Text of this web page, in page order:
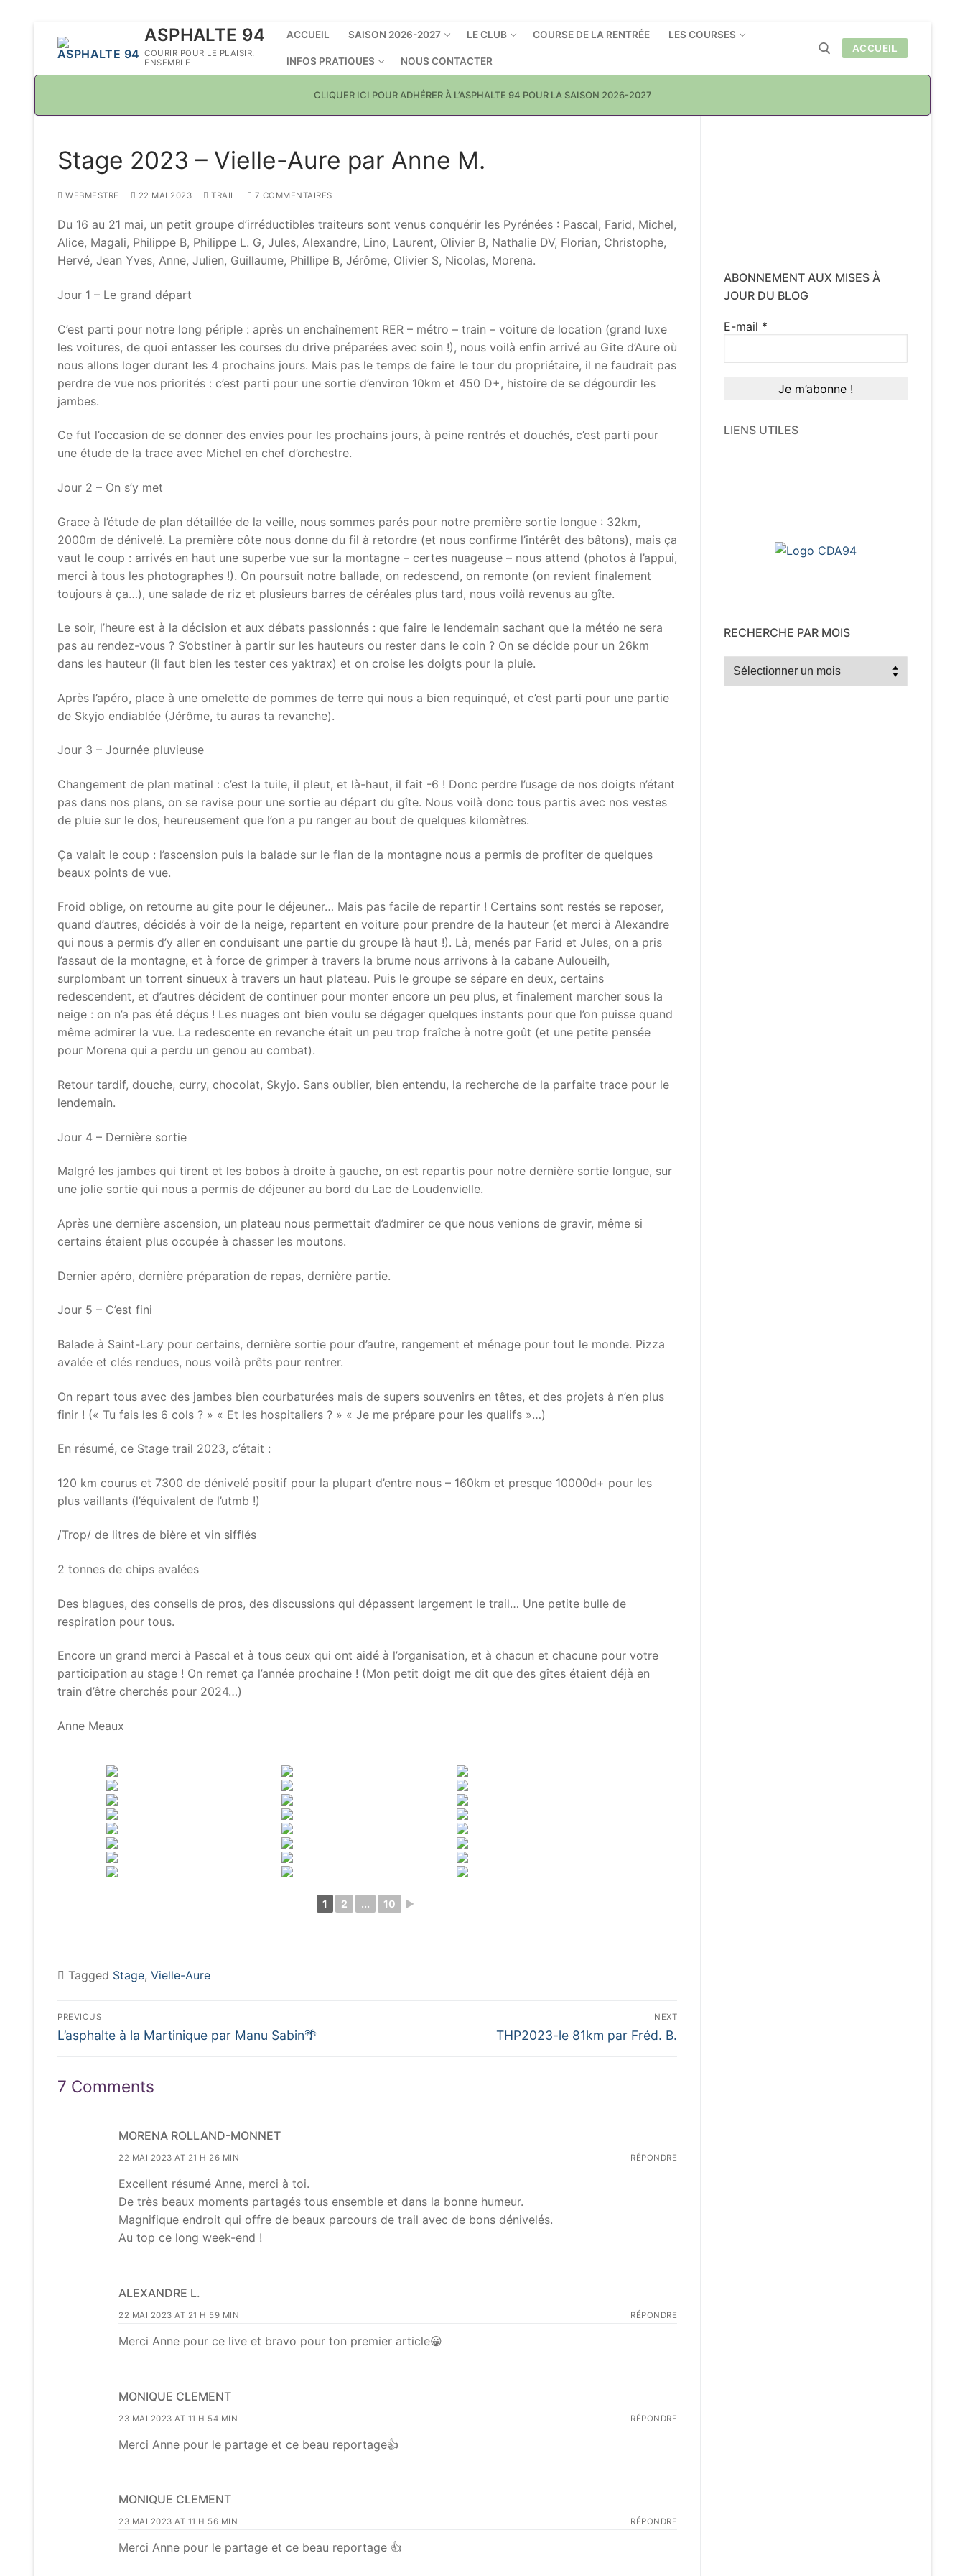
ASPHALTE 94
COURIR POUR LE PLAISIR,
ENSEMBLE
ACCUEIL SAISON 2026-2027 LE CLUB COURSE DE LA RENTRÉE LES COURSES
INFOS PRATIQUES NOUS CONTACTER
ACCUEIL
CLIQUER ICI POUR ADHÉRER À L’ASPHALTE 94 POUR LA SAISON 2026-2027
Stage 2023 – Vielle-Aure par Anne M.
WEBMESTRE 22 MAI 2023 TRAIL 7 COMMENTAIRES
Du 16 au 21 mai, un petit groupe d’irréductibles traiteurs sont venus conquérir les Pyrénées : Pascal, Farid, Michel,
Alice, Magali, Philippe B, Philippe L. G, Jules, Alexandre, Lino, Laurent, Olivier B, Nathalie DV, Florian, Christophe,
Hervé, Jean Yves, Anne, Julien, Guillaume, Phillipe B, Jérôme, Olivier S, Nicolas, Morena.
Jour 1 – Le grand départ
C’est parti pour notre long périple : après un enchaînement RER – métro – train – voiture de location (grand luxe
les voitures, de quoi entasser les courses du drive préparées avec soin !), nous voilà enfin arrivé au Gite d’Aure où
nous allons loger durant les 4 prochains jours. Mais pas le temps de faire le tour du propriétaire, il ne faudrait pas
perdre de vue nos priorités : c’est parti pour une sortie d’environ 10km et 450 D+, histoire de se dégourdir les
jambes.
Ce fut l’occasion de se donner des envies pour les prochains jours, à peine rentrés et douchés, c’est parti pour
une étude de la trace avec Michel en chef d’orchestre.
Jour 2 – On s’y met
Grace à l’étude de plan détaillée de la veille, nous sommes parés pour notre première sortie longue : 32km,
2000m de dénivelé. La première côte nous donne du fil à retordre (et nous confirme l’intérêt des bâtons), mais ça
vaut le coup : arrivés en haut une superbe vue sur la montagne – certes nuageuse – nous attend (photos à l’appui,
merci à tous les photographes !). On poursuit notre ballade, on redescend, on remonte (on revient finalement
toujours à ça…), une salade de riz et plusieurs barres de céréales plus tard, nous voilà revenus au gîte.
Le soir, l’heure est à la décision et aux débats passionnés : que faire le lendemain sachant que la météo ne sera
pas au rendez-vous ? S’obstiner à partir sur les hauteurs ou rester dans le coin ? On se décide pour un 26km
dans les hauteur (il faut bien les tester ces yaktrax) et on croise les doigts pour la pluie.
Après l’apéro, place à une omelette de pommes de terre qui nous a bien requinqué, et c’est parti pour une partie
de Skyjo endiablée (Jérôme, tu auras ta revanche).
Jour 3 – Journée pluvieuse
Changement de plan matinal : c’est la tuile, il pleut, et là-haut, il fait -6 ! Donc perdre l’usage de nos doigts n’étant
pas dans nos plans, on se ravise pour une sortie au départ du gîte. Nous voilà donc tous partis avec nos vestes
de pluie sur le dos, heureusement que l’on a pu ranger au bout de quelques kilomètres.
Ça valait le coup : l’ascension puis la balade sur le flan de la montagne nous a permis de profiter de quelques
beaux points de vue.
Froid oblige, on retourne au gite pour le déjeuner… Mais pas facile de repartir ! Certains sont restés se reposer,
quand d’autres, décidés à voir de la neige, repartent en voiture pour prendre de la hauteur (et merci à Alexandre
qui nous a permis d’y aller en conduisant une partie du groupe là haut !). Là, menés par Farid et Jules, on a pris
l’assaut de la montagne, et à force de grimper à travers la brume nous arrivons à la cabane Auloueilh,
surplombant un torrent sinueux à travers un haut plateau. Puis le groupe se sépare en deux, certains
redescendent, et d’autres décident de continuer pour monter encore un peu plus, et finalement marcher sous la
neige : on n’a pas été déçus ! Les nuages ont bien voulu se dégager quelques instants pour que l’on puisse quand
même admirer la vue. La redescente en revanche était un peu trop fraîche à notre goût (et une petite pensée
pour Morena qui a perdu un genou au combat).
Retour tardif, douche, curry, chocolat, Skyjo. Sans oublier, bien entendu, la recherche de la parfaite trace pour le
lendemain.
Jour 4 – Dernière sortie
Malgré les jambes qui tirent et les bobos à droite à gauche, on est repartis pour notre dernière sortie longue, sur
une jolie sortie qui nous a permis de déjeuner au bord du Lac de Loudenvielle.
Après une dernière ascension, un plateau nous permettait d’admirer ce que nous venions de gravir, même si
certains étaient plus occupée à chasser les moutons.
Dernier apéro, dernière préparation de repas, dernière partie.
Jour 5 – C’est fini
Balade à Saint-Lary pour certains, dernière sortie pour d’autre, rangement et ménage pour tout le monde. Pizza
avalée et clés rendues, nous voilà prêts pour rentrer.
On repart tous avec des jambes bien courbaturées mais de supers souvenirs en têtes, et des projets à n’en plus
finir ! (« Tu fais les 6 cols ? » « Et les hospitaliers ? » « Je me prépare pour les qualifs »…)
En résumé, ce Stage trail 2023, c’était :
120 km courus et 7300 de dénivelé positif pour la plupart d’entre nous – 160km et presque 10000d+ pour les
plus vaillants (l’équivalent de l’utmb !)
/Trop/ de litres de bière et vin sifflés
2 tonnes de chips avalées
Des blagues, des conseils de pros, des discussions qui dépassent largement le trail… Une petite bulle de
respiration pour tous.
Encore un grand merci à Pascal et à tous ceux qui ont aidé à l’organisation, et à chacun et chacune pour votre
participation au stage ! On remet ça l’année prochaine ! (Mon petit doigt me dit que des gîtes étaient déjà en
train d’être cherchés pour 2024…)
Anne Meaux
1 2 ... 10 ►
Tagged Stage, Vielle-Aure
Navigation
de
PREVIOUS
Previous
L’asphalte à la Martinique par Manu Sabin🌴
NEXT
Next
THP2023-le 81km par Fréd. B.
7 Comments
MORENA ROLLAND-MONNET
22 MAI 2023 AT 21 H 26 MIN RÉPONDRE
Excellent résumé Anne, merci à toi.
De très beaux moments partagés tous ensemble et dans la bonne humeur.
Magnifique endroit qui offre de beaux parcours de trail avec de bons dénivelés.
Au top ce long week-end !
ALEXANDRE L.
22 MAI 2023 AT 21 H 59 MIN RÉPONDRE
Merci Anne pour ce live et bravo pour ton premier article😀
MONIQUE CLEMENT
23 MAI 2023 AT 11 H 54 MIN RÉPONDRE
Merci Anne pour le partage et ce beau reportage👍
MONIQUE CLEMENT
23 MAI 2023 AT 11 H 56 MIN RÉPONDRE
Merci Anne pour le partage et ce beau reportage 👍
ABONNEMENT AUX MISES À
JOUR DU BLOG
E-mail *
LIENS UTILES
RECHERCHE PAR MOIS
Recherche